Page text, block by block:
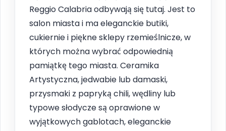
Reggio Calabria odbywają się tutaj. Jest to
salon miasta i ma eleganckie butiki,
cukiernie i piękne sklepy rzemieślnicze, w
których można wybrać odpowiednią
pamiątkę tego miasta. Ceramika
Artystyczna, jedwabie lub damaski,
przysmaki z papryką chili, wędliny lub
typowe słodycze są oprawione w
wyjątkowych gablotach, eleganckie